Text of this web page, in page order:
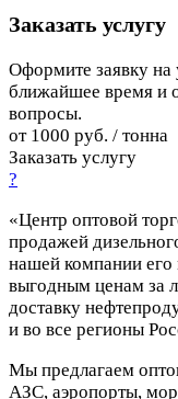
Заказать услугу
Оформите заявку на
ближайшее время и
вопросы.
от 1000 руб. / тонна
Заказать услугу
?
«Центр оптовой
продажей
нашей компании
выгодным ценам за
доставку
и во все регионы
Мы предлагаем
АЗС, аэропорты,